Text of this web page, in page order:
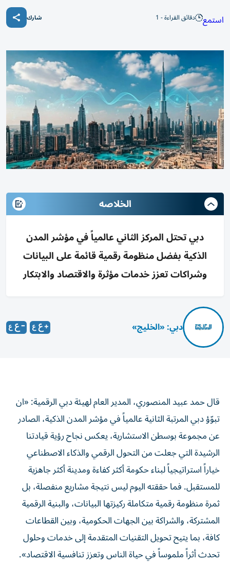
استمع دقائق القراءة - 1 شارك
الخلاصه
دبي تحتل المركز الثاني عالمياً في مؤشر المدن
الذكية بفضل منظومة رقمية قائمة على البيانات
وشراكات تعزز خدمات مؤثرة والاقتصاد والابتكار
دبي: «الخليج»
قال حمد عبيد المنصوري، المدير العام لهيئة دبي الرقمية: «ان
تبوّؤ دبي المرتبة الثانية عالمياً في مؤشر المدن الذكية، الصادر
عن مجموعة بوسطن الاستشارية، يعكس نجاح رؤية قيادتنا
الرشيدة التي جعلت من التحول الرقمي والذكاء الاصطناعي
خياراً استراتيجياً لبناء حكومة أكثر كفاءة ومدينة أكثر جاهزية
للمستقبل. فما حققته اليوم ليس نتيجة مشاريع منفصلة، بل
ثمرة منظومة رقمية متكاملة ركيزتها البيانات، والبنية الرقمية
المشتركة، والشراكة بين الجهات الحكومية، وبين القطاعات
كافة، بما يتيح تحويل التقنيات المتقدمة إلى خدمات وحلول
تحدث أثراً ملموساً في حياة الناس وتعزز تنافسية الاقتصاد».